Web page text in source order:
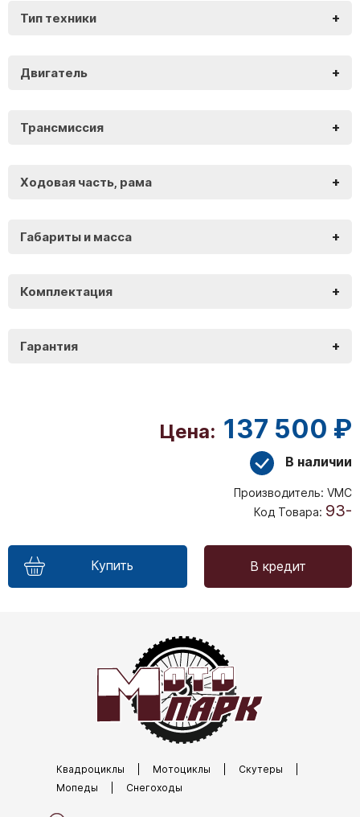
Тип техники +
Двигатель +
Трансмиссия +
Ходовая часть, рама +
Габариты и масса +
Комплектация +
Гарантия +
Цена: 137 500 ₽
В наличии
Производитель: VMC
Код Товара: 93-
Купить В кредит
Квадроциклы Мотоциклы Скутеры
Мопеды
Снегоходы